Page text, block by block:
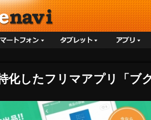
化したフリマアプリ「ブ